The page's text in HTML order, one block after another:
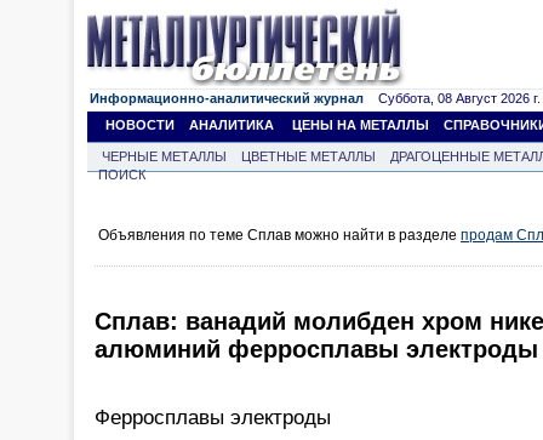
Информационно-аналитический журнал Суббота, 08 Август 2026 г.
НОВОСТИ
АНАЛИТИКА ЦЕНЫ НА МЕТАЛЛЫ
ЧЕРНЫЕ МЕТАЛЛЫ ЦВЕТНЫЕ МЕТАЛЛЫ
ДРАГОЦЕННЫЕ
ПОИСК
Объявления по теме Сплав можно найти в разделе продам
Сплав: ванадий молибден хром
алюминий ферросплавы электроды
Ферросплавы электроды